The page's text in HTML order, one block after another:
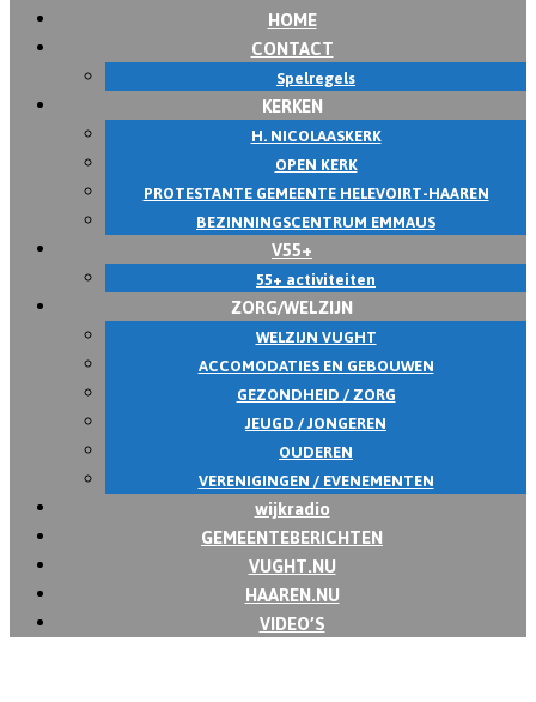
HOME
CONTACT
Spelregels
KERKEN
H. NICOLAASKERK
OPEN KERK
PROTESTANTE GEMEENTE HELEVOIRT-HAAREN
BEZINNINGSCENTRUM EMMAUS
V55+
55+ activiteiten
ZORG/WELZIJN
WELZIJN VUGHT
ACCOMODATIES EN GEBOUWEN
GEZONDHEID / ZORG
JEUGD / JONGEREN
OUDEREN
VERENIGINGEN / EVENEMENTEN
wijkradio
GEMEENTEBERICHTEN
VUGHT.NU
HAAREN.NU
VIDEO’S